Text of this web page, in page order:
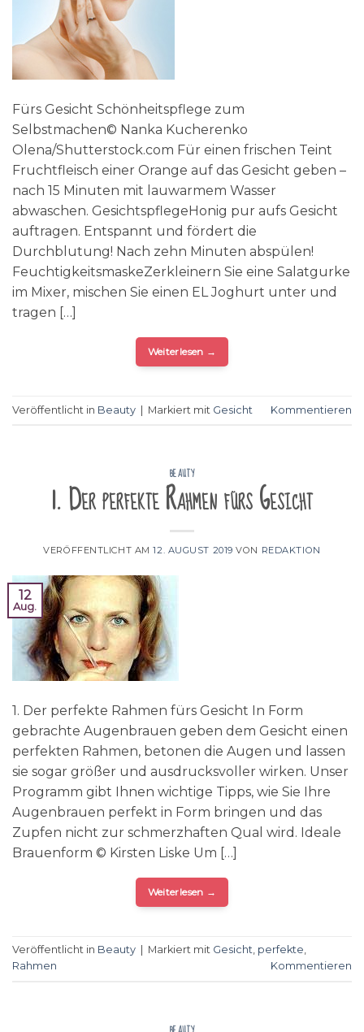
Fürs Gesicht Schönheitspflege zum
Selbstmachen© Nanka Kucherenko
Olena/Shutterstock.com Für einen frischen Teint
Fruchtfleisch einer Orange auf das Gesicht geben –
nach 15 Minuten mit lauwarmem Wasser
abwaschen. GesichtspflegeHonig pur aufs Gesicht
auftragen. Entspannt und fördert die
Durchblutung! Nach zehn Minuten abspülen!
FeuchtigkeitsmaskeZerkleinern Sie eine Salatgurke
im Mixer, mischen Sie einen EL Joghurt unter und
tragen […]
Weiterlesen →
Veröffentlicht in Beauty | Markiert mit Gesicht Kommentieren
BEAUTY
1. Der perfekte Rahmen fürs Gesicht
VERÖFFENTLICHT AM12. AUGUST 2019 VON REDAKTION
12
Aug.
1. Der perfekte Rahmen fürs Gesicht In Form
gebrachte Augenbrauen geben dem Gesicht einen
perfekten Rahmen, betonen die Augen und lassen
sie sogar größer und ausdrucksvoller wirken. Unser
Programm gibt Ihnen wichtige Tipps, wie Sie Ihre
Augenbrauen perfekt in Form bringen und das
Zupfen nicht zur schmerzhaften Qual wird. Ideale
Brauenform © Kirsten Liske Um […]
Weiterlesen →
Veröffentlicht in Beauty Markiert mit Gesicht, perfekte,
Rahmen
Kommentieren